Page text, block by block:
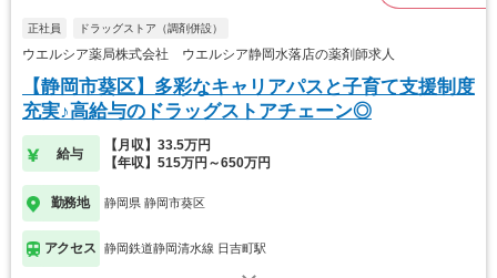
正社員 ドラッグストア（調剤併設）
ウエルシア薬局株式会社 ウエルシア静岡水落店の薬剤師求人
【静岡市葵区】多彩なキャリアパスと子育て支援制度
充実♪高給与のドラッグストアチェーン◎
給与
【月収】33.5万円
【年収】515万円～650万円
勤務地 静岡県 静岡市葵区
アクセス 静岡鉄道静岡清水線 日吉町駅